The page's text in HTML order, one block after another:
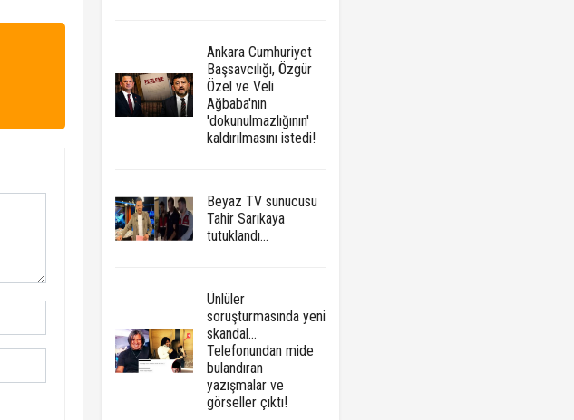
Ankara Cumhuriyet
Başsavcılığı, Özgür
Özel ve Veli
Ağbaba'nın
'dokunulmazlığının'
kaldırılmasını istedi!
Beyaz TV sunucusu
Tahir Sarıkaya
tutuklandı...
Ünlüler
soruşturmasında yeni
skandal...
Telefonundan mide
bulandıran
yazışmalar ve
görseller çıktı!